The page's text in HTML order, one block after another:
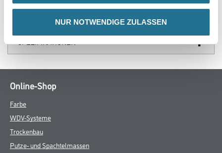
NUR NOTWENDIGE ZULASSEN
DATENBLÄTTER
SPEZIFIKATIONEN
Online-Shop
Farbe
WDV-Systeme
Trockenbau
Putze- und Spachtelmassen